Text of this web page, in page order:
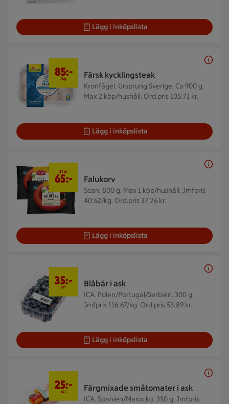
Lägg i inköpslista
Färsk kycklingsteak
Kronfågel. Ursprung Sverige. Ca 900 g.
Max 2 köp/hushåll. Ord.pris 105:71 kr.
85:-
/kg
Lägg i inköpslista
Falukorv
Scan. 800 g. Max 1 köp/hushåll. Jmfpris
40:62/kg. Ord.pris 37:76 kr.
2 för 65 kr
2 för
65:-
Lägg i inköpslista
Blåbär i ask
ICA. Polen/Portugal/Serbien. 300 g.
Jmfpris 116:67/kg. Ord.pris 53:89 kr.
35:-
/st
Lägg i inköpslista
Färgmixade småtomater i ask
ICA. Spanien/Marocko. 350 g. Jmfpris
25:-
/st